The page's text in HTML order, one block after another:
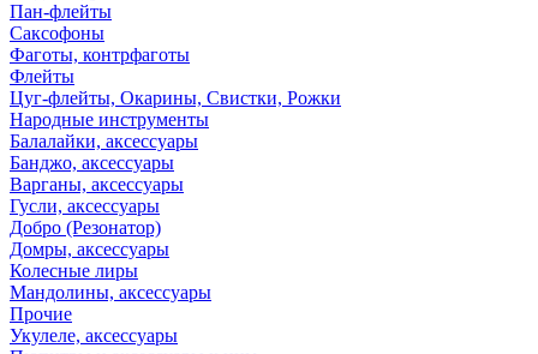
Пан-флейты
Саксофоны
Фаготы, контрфаготы
Флейты
Цуг-флейты, Окарины, Свистки, Рожки
Народные инструменты
Балалайки, аксессуары
Банджо, аксессуары
Варганы, аксессуары
Гусли, аксессуары
Добро (Резонатор)
Домры, аксессуары
Колесные лиры
Мандолины, аксессуары
Прочие
Укулеле, аксессуары